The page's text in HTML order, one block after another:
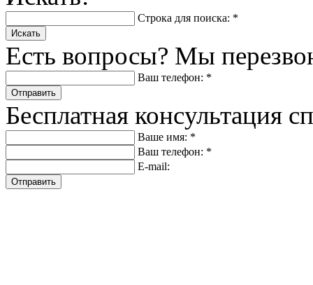
Строка для поиска: *
Искать
Есть вопросы? Мы
Ваш телефон: *
Отправить
Бесплатная консультация
Ваше имя: *
Ваш телефон: *
E-mail:
Отправить